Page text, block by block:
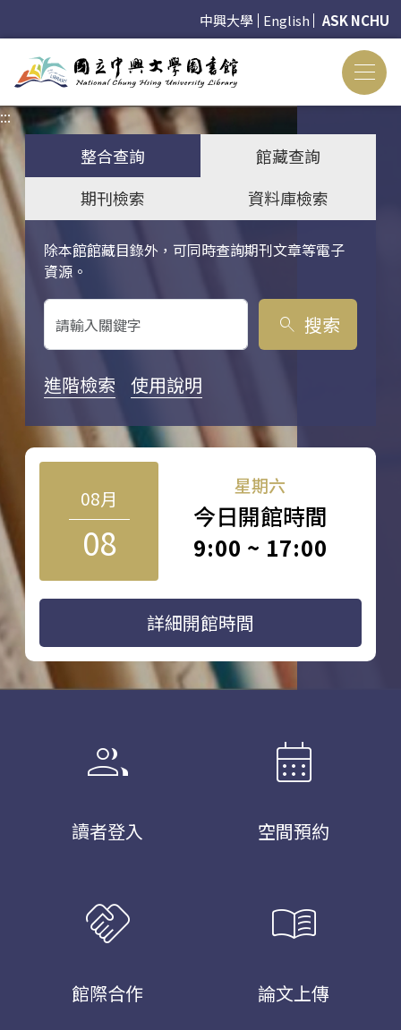
中興大學 English ASK NCHU
:::
整合查詢
館藏查詢
期刊檢索
資料庫檢索
除本館館藏目錄外，可同時查詢期刊文章等電子
資源。
關鍵字搜尋
search 搜索
進階檢索 使用說明
08月
08
星期六
今日開館時間
9:00 ~ 17:00
詳細開館時間
group
讀者登入
calendar_month
空間預約
handshake
館際合作
menu_book
論文上傳